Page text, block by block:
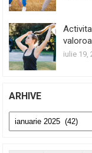
iulie 19,
ARHIVE
Arhive